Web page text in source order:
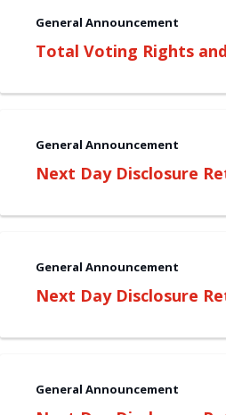
General Announcement
Total Voting Rights
General Announcement
Next Day Disclosure
General Announcement
Next Day Disclosure
General Announcement